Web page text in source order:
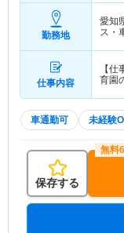
勤務地
愛知
ス・
仕事内容
【
育園
車通勤可 未経験
保存する